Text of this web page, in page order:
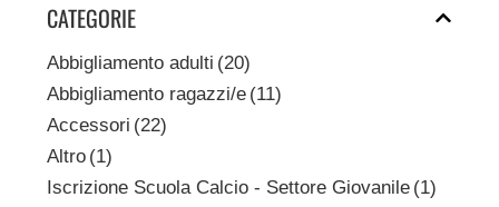
CATEGORIE
Abbigliamento adulti (20)
Abbigliamento ragazzi/e (11)
Accessori (22)
Altro (1)
Iscrizione Scuola Calcio - Settore Giovanile (1)